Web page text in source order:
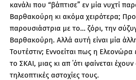
κανάλι που “βάπτισε” εν μία νυχτί
Βαρθακούρη κι ακόμα χειρότερα;
παρουσιάστρια με το… ζόρι, την
Βαρθακούρη. Αλλά αυτή είναι μία
Τουτέστιν; Εννοείται πως η Ελεονώρα
το ΣΚΑΙ, μιας κι απ ΄ότι φαίνεται
τηλεοπτικές αστοχίες τους.